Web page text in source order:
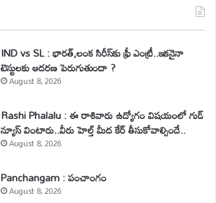
IND vs SL : భారత్,లంక సిరీస్‌కు ఫ్రీ ఎంట్రీ..ఇకనైనా
టెస్టులకు ఆదరణ పెరుగుతుందా ?
August 8, 2026
Rashi Phalalu : ఈ రాశివారు ఉద్యోగం విషయంలో గుడ్
న్యూస్ వింటారు..వీరు హెల్త్ మీద కేర్ తీసుకోవాల్సిందే..
August 8, 2026
Panchangam : పంచాంగం
August 8, 2026